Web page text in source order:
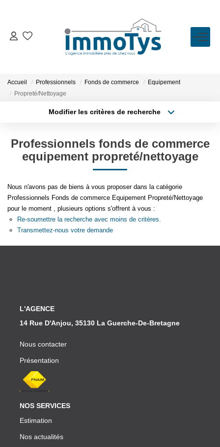
VENTE
LOCATION
ESTIMATION
BIENS VENDUS
L'AGENCE
Présentation
L'équipe
Partenaires
Accueil Professionnels Fonds de commerce
Equipement
Propreté/Nettoyage
Modifier les critères de recherche
Sélectionnez...
Type de bien
Surface min
Créer une alerte
Professionnels fonds de commerce
equipement propreté/nettoyage
Nous n'avons pas de biens à vous proposer dans la catégorie
Professionnels Fonds de commerce Equipement Propreté/Nettoyage
pour le moment , plusieurs options s'offrent à vous :
Re-soumettre la recherche avec moins de critères.
Transmettez-nous votre demande
L'AGENCE
14 Rue D'Anjou, 35130 La Guerche-De-Bretagne
Nous contacter
Présentation
NOS SERVICES
Estimation
Nos actualités